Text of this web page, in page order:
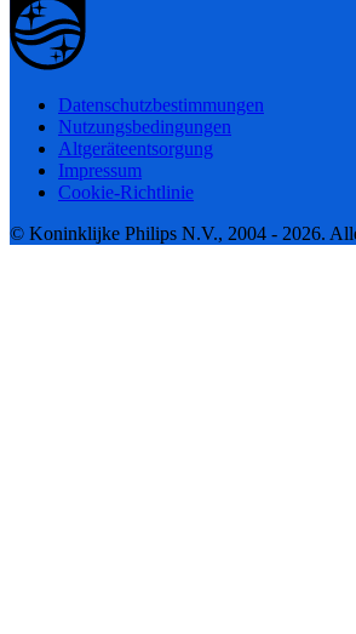
Datenschutzbestimmungen
Nutzungsbedingungen
Altgeräteentsorgung
Impressum
Cookie-Richtlinie
© Koninklijke Philips N.V., 2004 - 2026.